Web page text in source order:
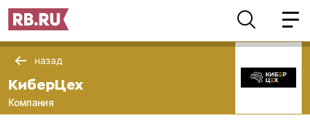
назад
КиберЦех
Компания